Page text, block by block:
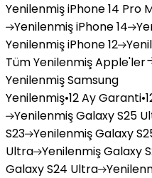
YenilenmişiPhone 14 Pro
YenilenmişiPhone 14
YenilenmişiPhone 12
Tüm Yenilenmiş Apple'ler
Yenilenmiş Samsung
Yenilenmiş•12 Ay Garanti•
YenilenmişGalaxy S25
S23 YenilenmişGalaxy
Ultra YenilenmişGalaxy
Galaxy S24 Ultra